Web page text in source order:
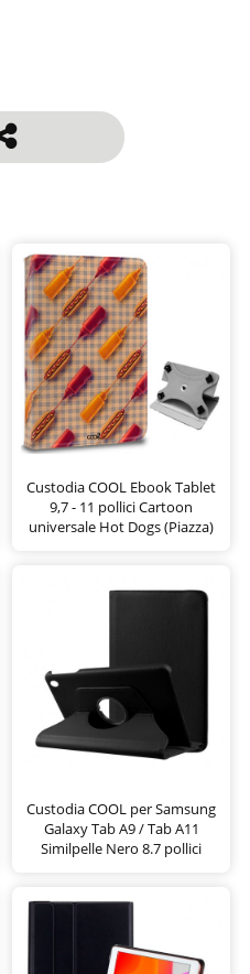
Custodia COOL Ebook Tablet
9,7 - 11 pollici Cartoon
universale Hot Dogs (Piazza)
Custodia COOL per Samsung
Galaxy Tab A9 / Tab A11
Similpelle Nero 8.7 pollici